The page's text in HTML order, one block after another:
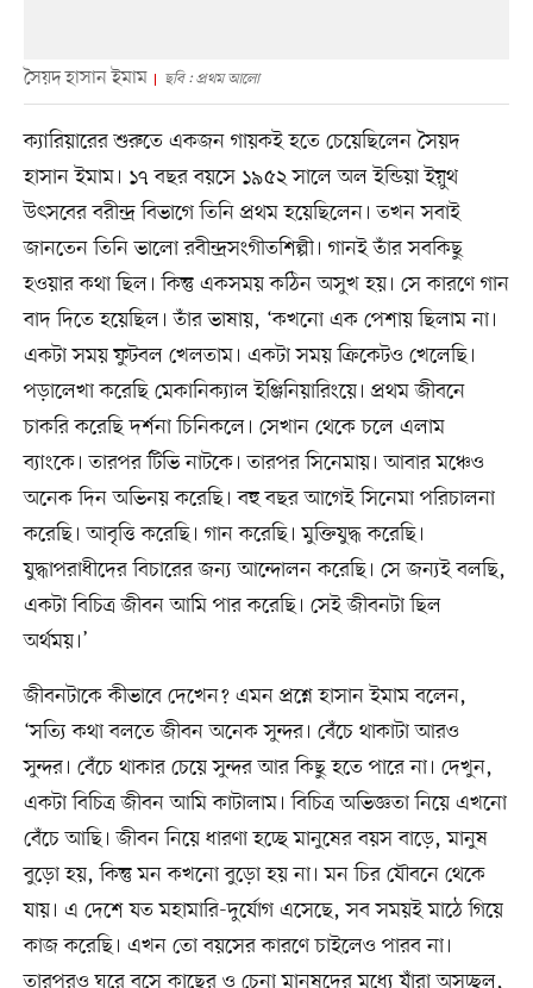
সৈয়দ হাসান ইমাম ছবি : প্রথম আলো
ক্যারিয়ারের শুরুতে একজন গায়কই হতে চেয়েছিলেন সৈয়দ
হাসান ইমাম। ১৭ বছর বয়সে ১৯৫২ সালে অল ইন্ডিয়া ইয়ুথ
উৎসবের বরীন্দ্র বিভাগে তিনি প্রথম হয়েছিলেন। তখন সবাই
জানতেন তিনি ভালো রবীন্দ্রসংগীতশিল্পী। গানই তাঁর সবকিছু
হওয়ার কথা ছিল। কিন্তু একসময় কঠিন অসুখ হয়। সে কারণে গান
বাদ দিতে হয়েছিল। তাঁর ভাষায়, ‘কখনো এক পেশায় ছিলাম না।
একটা সময় ফুটবল খেলতাম। একটা সময় ক্রিকেটও খেলেছি।
পড়ালেখা করেছি মেকানিক্যাল ইঞ্জিনিয়ারিংয়ে। প্রথম জীবনে
চাকরি করেছি দর্শনা চিনিকলে। সেখান থেকে চলে এলাম
ব্যাংকে। তারপর টিভি নাটকে। তারপর সিনেমায়। আবার মঞ্চেও
অনেক দিন অভিনয় করেছি। বহু বছর আগেই সিনেমা পরিচালনা
করেছি। আবৃত্তি করেছি। গান করেছি। মুক্তিযুদ্ধ করেছি।
যুদ্ধাপরাধীদের বিচারের জন্য আন্দোলন করেছি। সে জন্যই বলছি,
একটা বিচিত্র জীবন আমি পার করেছি। সেই জীবনটা ছিল
অর্থময়।’
জীবনটাকে কীভাবে দেখেন? এমন প্রশ্নে হাসান ইমাম বলেন,
‘সত্যি কথা বলতে জীবন অনেক সুন্দর। বেঁচে থাকাটা আরও
সুন্দর। বেঁচে থাকার চেয়ে সুন্দর আর কিছু হতে পারে না। দেখুন,
একটা বিচিত্র জীবন আমি কাটালাম। বিচিত্র অভিজ্ঞতা নিয়ে এখনো
বেঁচে আছি। জীবন নিয়ে ধারণা হচ্ছে মানুষের বয়স বাড়ে, মানুষ
বুড়ো হয়, কিন্তু মন কখনো বুড়ো হয় না। মন চির যৌবনে থেকে
যায়। এ দেশে যত মহামারি-দুর্যোগ এসেছে, সব সময়ই মাঠে গিয়ে
কাজ করেছি। এখন তো বয়সের কারণে চাইলেও পারব না।
তারপরও ঘরে বসে কাছের ও চেনা মানুষদের মধ্যে যাঁরা অসচ্ছল,